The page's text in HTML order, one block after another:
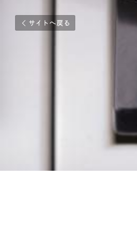
サイトへ戻る